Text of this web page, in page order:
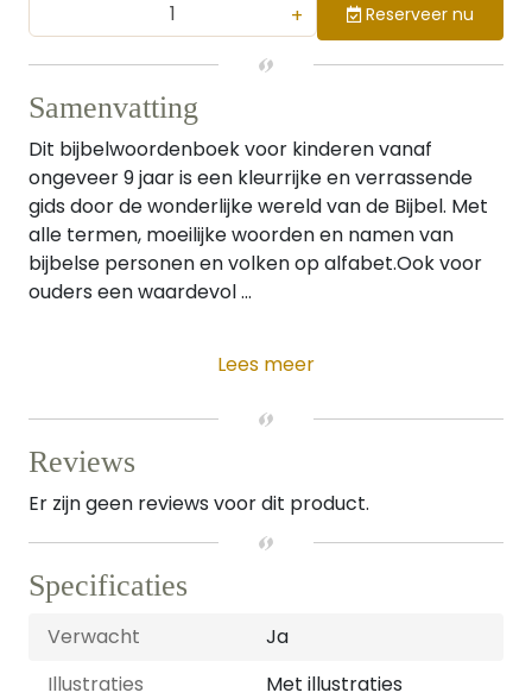
+ Reserveer nu
Samenvatting
Dit bijbelwoordenboek voor kinderen vanaf
ongeveer 9 jaar is een kleurrijke en verrassende
gids door de wonderlijke wereld van de Bijbel. Met
alle termen, moeilijke woorden en namen van
bijbelse personen en volken op alfabet.Ook voor
ouders een waardevol ...
Lees meer
Reviews
Er zijn geen reviews voor dit product.
Specificaties
Verwacht
Ja
Illustraties
Met illustraties